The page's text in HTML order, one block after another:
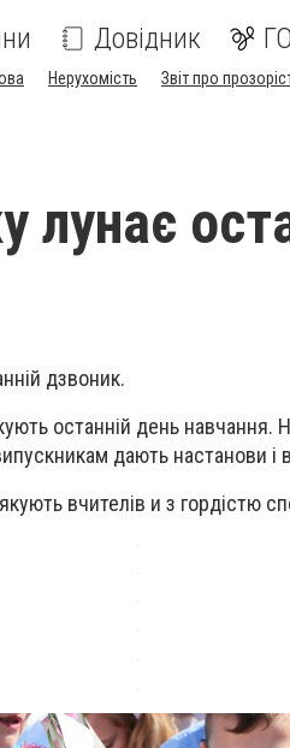
Довідник
Нерухомість Звіт про
лунає
дзвоник.
останній день навчання.
дають настанови
вчителів и з гордістю